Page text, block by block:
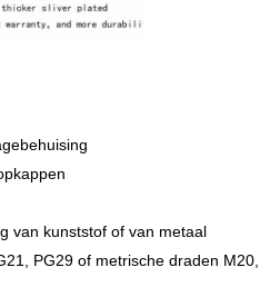
van kunststof of van metaal
PG29 of metrische draden M20,